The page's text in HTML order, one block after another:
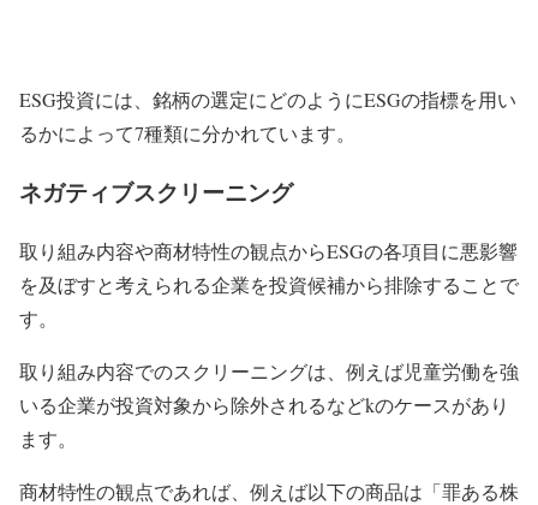
ESG投資には、銘柄の選定にどのようにESGの指標を用い
るかによって7種類に分かれています。
ネガティブスクリーニング
取り組み内容や商材特性の観点からESGの各項目に悪影響
を及ぼすと考えられる企業を投資候補から排除することで
す。
取り組み内容でのスクリーニングは、例えば児童労働を強
いる企業が投資対象から除外されるなどkのケースがあり
ます。
商材特性の観点であれば、例えば以下の商品は「罪ある株